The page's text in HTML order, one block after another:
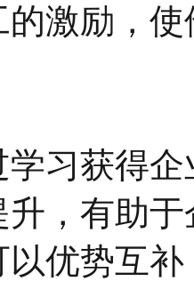
的激励，
习获得
升，有助
优势互